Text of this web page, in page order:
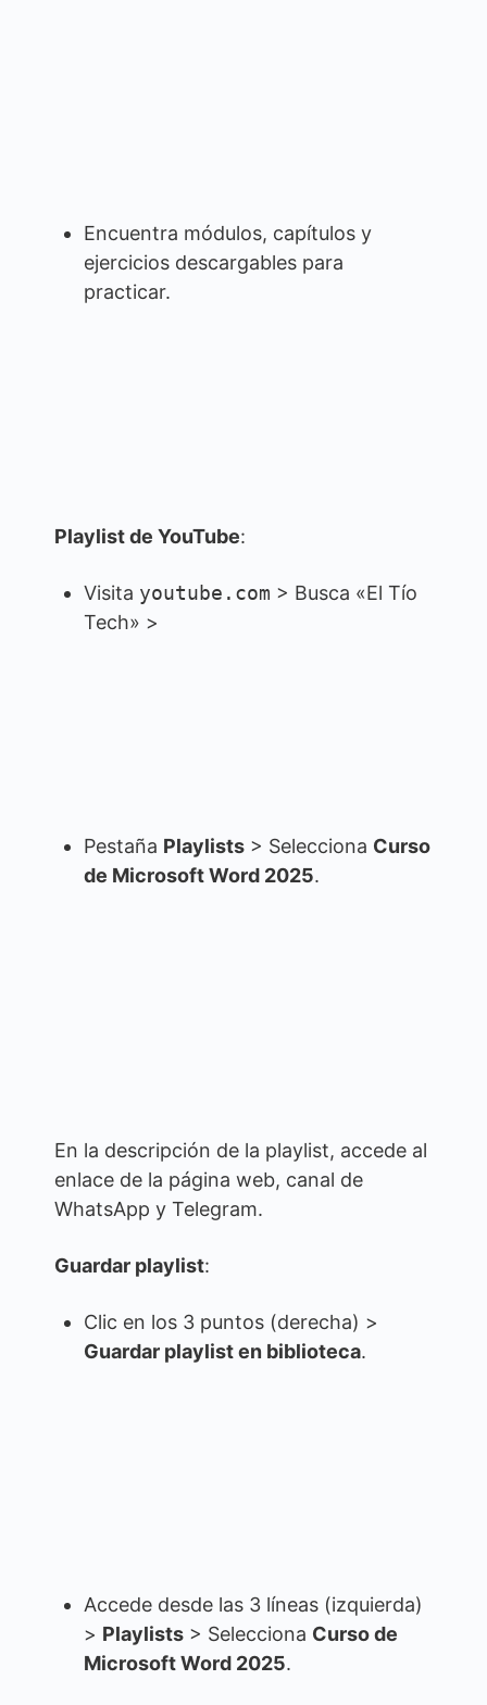
Encuentra módulos, capítulos y
ejercicios descargables para
practicar.
Playlist de YouTube:
Visita youtube.com > Busca «El Tío
Tech» >
Pestaña Playlists > Selecciona Curso
de Microsoft Word 2025.
En la descripción de la playlist, accede al
enlace de la página web, canal de
WhatsApp y Telegram.
Guardar playlist:
Clic en los 3 puntos (derecha) >
Guardar playlist en biblioteca.
Accede desde las 3 líneas (izquierda)
> Playlists > Selecciona Curso de
Microsoft Word 2025.